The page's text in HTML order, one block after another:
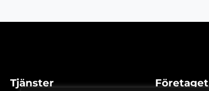
Tjänster Företaget